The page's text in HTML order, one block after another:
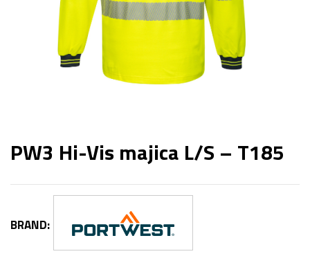
PW3 Hi-Vis majica L/S – T185
BRAND: